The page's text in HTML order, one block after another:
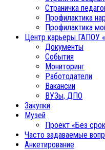
Страничка
Профилактика
Профилактика
Центр карьеры ГАПОУ
Документы
События
Мониторинг
Работодатели
Вакансии
ВУЗы, ДПО
Закупки
Музей
Проект «Без
Часто задаваемые
Анкетирование